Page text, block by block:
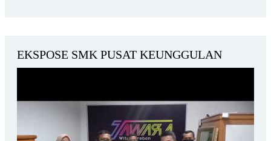
EKSPOSE SMK PUSAT KEUNGGULAN